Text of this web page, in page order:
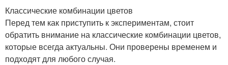
Классические комбинации цветов
Перед тем как приступить к экспериментам, стоит
обратить внимание на классические комбинации цветов,
которые всегда актуальны. Они проверены временем и
подходят для любого случая.